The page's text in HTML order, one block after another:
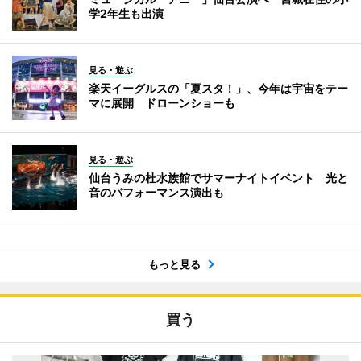
学2年生も出演
見る・遊ぶ
楽天イーグルスの「夏スタ！」、今年は宇宙をテー
マに展開 ドローンショーも
見る・遊ぶ
仙台うみの杜水族館でサマーナイトイベント 光と
音のパフォーマンス演出も
もっと見る
買う